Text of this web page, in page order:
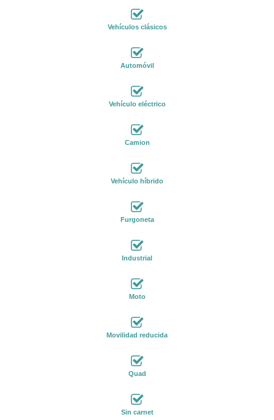
Vehículos clásicos
Automóvil
Vehículo eléctrico
Camion
Vehículo híbrido
Furgoneta
Industrial
Moto
Movilidad reducida
Quad
Sin carnet